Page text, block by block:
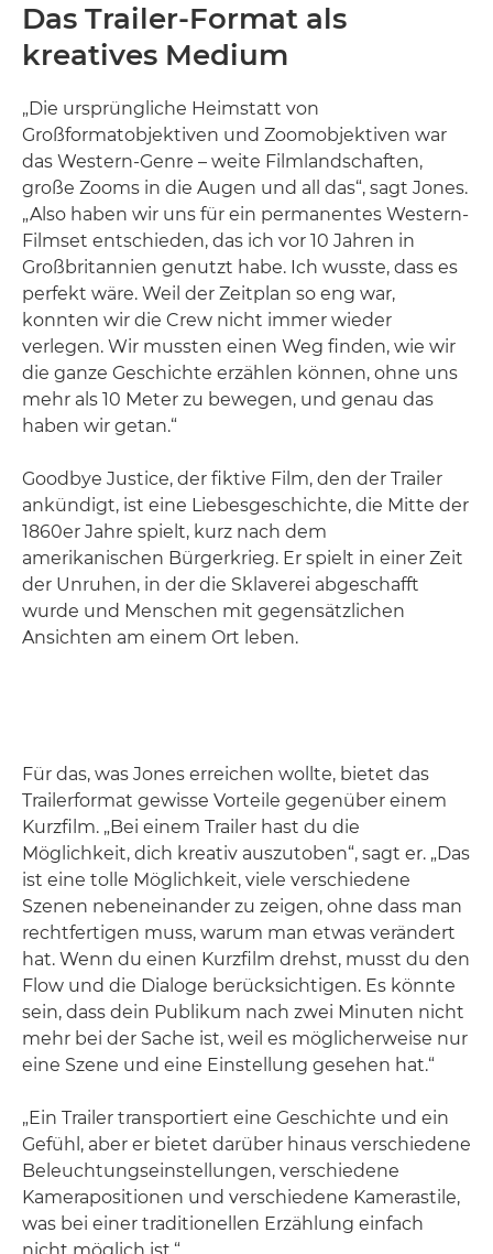
Das Trailer-Format als
kreatives Medium
„Die ursprüngliche Heimstatt von
Großformatobjektiven und Zoomobjektiven war
das Western-Genre – weite Filmlandschaften,
große Zooms in die Augen und all das“, sagt Jones.
„Also haben wir uns für ein permanentes Western-
Filmset entschieden, das ich vor 10 Jahren in
Großbritannien genutzt habe. Ich wusste, dass es
perfekt wäre. Weil der Zeitplan so eng war,
konnten wir die Crew nicht immer wieder
verlegen. Wir mussten einen Weg finden, wie wir
die ganze Geschichte erzählen können, ohne uns
mehr als 10 Meter zu bewegen, und genau das
haben wir getan.“
Goodbye Justice, der fiktive Film, den der Trailer
ankündigt, ist eine Liebesgeschichte, die Mitte der
1860er Jahre spielt, kurz nach dem
amerikanischen Bürgerkrieg. Er spielt in einer Zeit
der Unruhen, in der die Sklaverei abgeschafft
wurde und Menschen mit gegensätzlichen
Ansichten am einem Ort leben.
Für das, was Jones erreichen wollte, bietet das
Trailerformat gewisse Vorteile gegenüber einem
Kurzfilm. „Bei einem Trailer hast du die
Möglichkeit, dich kreativ auszutoben“, sagt er. „Das
ist eine tolle Möglichkeit, viele verschiedene
Szenen nebeneinander zu zeigen, ohne dass man
rechtfertigen muss, warum man etwas verändert
hat. Wenn du einen Kurzfilm drehst, musst du den
Flow und die Dialoge berücksichtigen. Es könnte
sein, dass dein Publikum nach zwei Minuten nicht
mehr bei der Sache ist, weil es möglicherweise nur
eine Szene und eine Einstellung gesehen hat.“
„Ein Trailer transportiert eine Geschichte und ein
Gefühl, aber er bietet darüber hinaus verschiedene
Beleuchtungseinstellungen, verschiedene
Kamerapositionen und verschiedene Kamerastile,
was bei einer traditionellen Erzählung einfach